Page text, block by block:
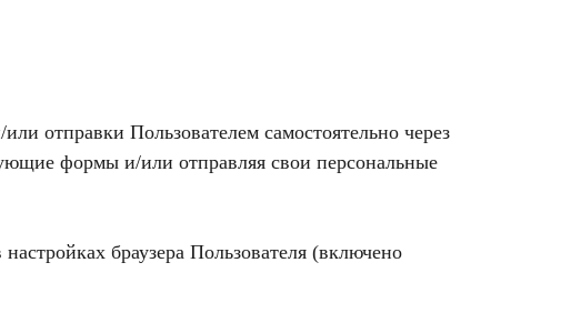
отправки Пользователем самостоятельно через
формы и/или отправляя свои персональные
браузера Пользователя (включено